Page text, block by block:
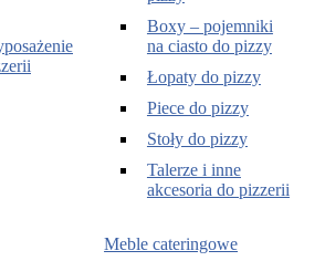
Boxy – pojemniki
na ciasto do pizzy
Łopaty do pizzy
Piece do pizzy
Stoły do pizzy
Talerze i inne
akcesoria do pizzerii
Meble cateringowe